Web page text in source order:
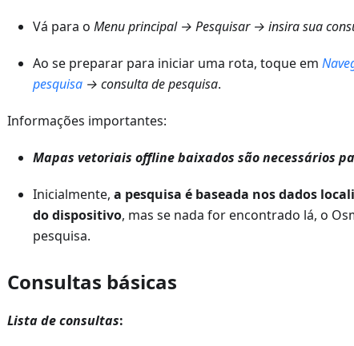
Vá para o Menu principal → Pesquisar → insira sua
Ao se preparar para iniciar uma rota, toque em
pesquisa → consulta de pesquisa.
Informações importantes:
Mapas vetoriais offline baixados são necessários
Inicialmente, a pesquisa é baseada nos dados
do dispositivo, mas se nada for encontrado lá, o
pesquisa.
Consultas básicas
Lista de consultas: